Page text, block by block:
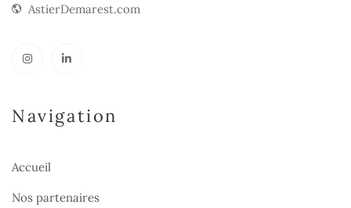
AstierDemarest.com
Navigation
Accueil
Nos partenaires